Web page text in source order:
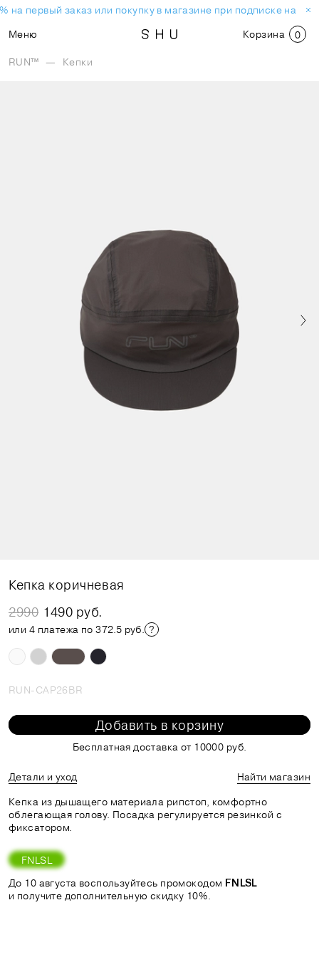
на первый заказ или покупку в магазине при подписке на
Меню
Корзина 0
RUN™ — Кепки
Кепка коричневая
2990 1490 руб.
или 4 платежа по 372.5 руб.
RUN-CAP26BR
Добавить в корзину
Бесплатная доставка от 10000 руб.
Детали и уход
Найти магазин
Кепка из дышащего материала рипстоп, комфортно
облегающая голову. Посадка регулируется резинкой с
фиксатором.
FNLSL
До 10 августа воспользуйтесь промокодом FNLSL
и получите дополнительную скидку 10%.